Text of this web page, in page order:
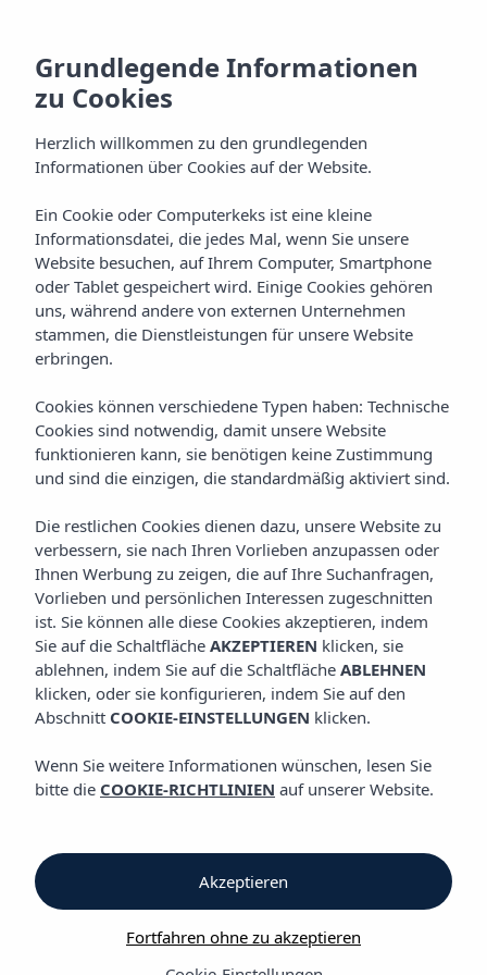
Kochkunst
Vibra Blanc Palace Aparthotel
Menorca
Ciudadela
Kochkunst
Kochkunst
Das Vibra Blanc Palace Aparthotel verfügt über einen
weitläufigen Gartenanlagen des Hotels genießen können,
während Sie ein köstliches und nahrhaftes Frühstück zu sich
und abends können Sie im Restaurant ein Buffet mit einer
großen Auswahl an mediterranen Gerichten und Spezialitäten
der Insel Menorca genießen. Anschließend laden wir Sie ein,
unsere Lounge Bar zu besuchen, in der Ihnen ein
Grundlegende Informationen
zu Cookies
Herzlich willkommen zu den grundlegenden
Informationen über Cookies auf der Website.
Ein Cookie oder Computerkeks ist eine kleine
Informationsdatei, die jedes Mal, wenn Sie unsere
Website besuchen, auf Ihrem Computer, Smartphone
oder Tablet gespeichert wird. Einige Cookies gehören
uns, während andere von externen Unternehmen
stammen, die Dienstleistungen für unsere Website
erbringen.
Cookies können verschiedene Typen haben: Technische
Cookies sind notwendig, damit unsere Website
funktionieren kann, sie benötigen keine Zustimmung
und sind die einzigen, die standardmäßig aktiviert sind.
Die restlichen Cookies dienen dazu, unsere Website zu
verbessern, sie nach Ihren Vorlieben anzupassen oder
Ihnen Werbung zu zeigen, die auf Ihre Suchanfragen,
Vorlieben und persönlichen Interessen zugeschnitten
ist. Sie können alle diese Cookies akzeptieren, indem
Sie auf die Schaltfläche AKZEPTIEREN klicken, sie
ablehnen, indem Sie auf die Schaltfläche ABLEHNEN
klicken, oder sie konfigurieren, indem Sie auf den
Abschnitt COOKIE-EINSTELLUNGEN klicken.
Wenn Sie weitere Informationen wünschen, lesen Sie
bitte die COOKIE-RICHTLINIEN auf unserer Website.
Fortfahren ohne zu akzeptieren
Akzeptieren